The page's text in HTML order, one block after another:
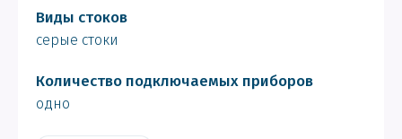
Виды стоков
серые стоки
Количество подключаемых приборов
одно